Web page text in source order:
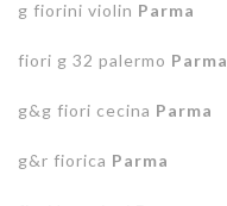
g fiorini violin Parma
fiori g 32 palermo Parma
g&g fiori cecina Parma
g&r fiorica Parma